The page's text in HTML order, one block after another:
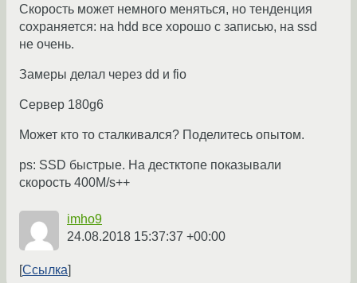
Скорость может немного меняться, но тенденция
сохраняется: на hdd все хорошо с записью, на ssd
не очень.
Замеры делал через dd и fio
Сервер 180g6
Может кто то сталкивался? Поделитесь опытом.
ps: SSD быстрые. На дестктопе показывали
скорость 400М/s++
imho9
24.08.2018 15:37:37 +00:00
Ссылка